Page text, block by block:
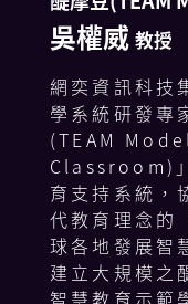
老師
校長教授
教授
教授
博士
教授
老師
校長
校長
校長
校長
校長
校長
吳權威 教授
網奕資訊科技
學系統研發專
(TEAM
Classroom)
育支持系統，
代教育理念的
球各地發展智
建立大規模之
智慧教育示範